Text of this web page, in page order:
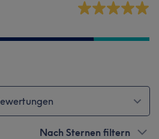
Nach Sternen filtern